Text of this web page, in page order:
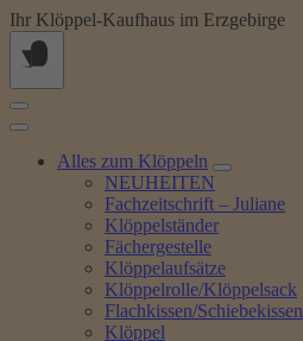
Springe
zum
Inhalt
Ihr Klöppel-Kaufhaus im Erzgebirge
Alles zum Klöppeln
NEUHEITEN
Fachzeitschrift – Juliane
Klöppelständer
Fächergestelle
Klöppelaufsätze
Klöppelrolle/Klöppelsack
Flachkissen/Schiebekissen
Klöppel